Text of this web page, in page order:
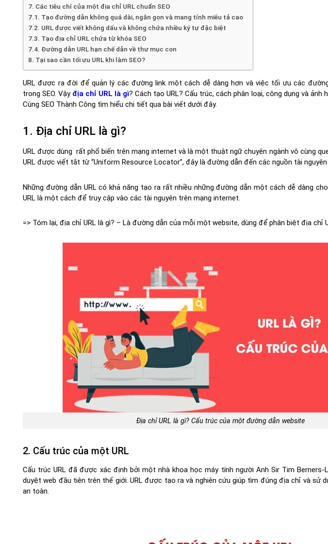
7. Các tiêu chí của một địa chỉ URL chuẩn SEO
7.1. Tạo đường dẫn không quá dài, ngắn gọn và mang tính miêu tả cao
7.2. URL được viết không dấu và không chứa nhiều ký tự đặc biệt
7.3. Tạo địa chỉ URL chứa từ khóa SEO
7.4. Đường dẫn URL hạn chế dẫn về thư mục con
8. Tại sao cần tối ưu URL khi làm SEO?
URL được ra đời để quản lý các đường link một cách dễ dàng hơn và việc tối ưu các
trong SEO. Vậy địa chỉ URL là gì? Cách tạo URL? Cấu trúc, cách phân loại, công dụng và ảnh
Cùng SEO Thành Công tìm hiểu chi tiết qua bài viết dưới đây.
1. Địa chỉ URL là gì?
URL được dùng rất phổ biến trên mạng internet và là một thuật ngữ chuyên ngành vô cùng
URL được viết tắt từ “Uniform Resource Locator”, đây là đường dẫn đến các nguồn tài
Những đường dẫn URL có khả năng tạo ra rất nhiều những đường dẫn một cách dễ dàng
URL là một cách để truy cập vào các tài nguyên trên mạng internet.
=> Tóm lại, địa chỉ URL là gì? – Là đường dẫn của mỗi một website, dùng để phân biệt địa chỉ
Địa chỉ URL là gì? Cấu trúc của một đường dẫn website
2. Cấu trúc của một URL
Cấu trúc URL đã được xác định bởi một nhà khoa học máy tính người Anh Sir Tim Berners-
duyệt web đầu tiên trên thế giới. URL được tạo ra và nghiên cứu giúp tìm đúng địa chỉ và sử
an toàn.